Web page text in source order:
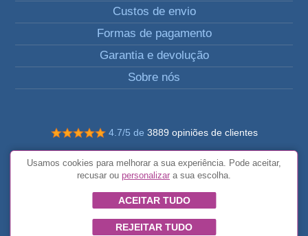
Custos de envio
Formas de pagamento
Garantia e devolução
Sobre nós
4.7/5 de 3889 opiniões de clientes
© Todos os direitos reservados FunToCome
Termos e condições gerais
Usamos cookies para melhorar a sua experiência. Pode aceitar,
recusar ou personalizar a sua escolha.
ACEITAR TUDO
REJEITAR TUDO